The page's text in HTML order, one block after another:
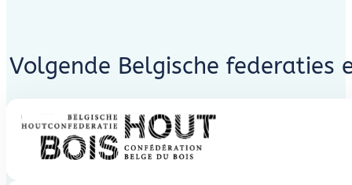
Volgende Belgische federaties